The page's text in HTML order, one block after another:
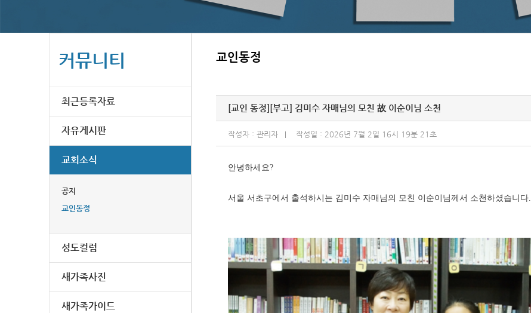
커뮤니티
최근등록자료
자유게시판
교회소식
공지
교인동정
성도컬럼
새가족사진
새가족가이드
교인동정
[교인 동정] [부고] 김미수 자매님의 모친 故 이순이님 소천
작성자 : 관리자 작성일 : 2026년 7월 2일 16시 19분 21초
안녕하세요?
서울 서초구에서 출석하시는 김미수 자매님의 모친 이순이님께서 소천하셨습니다.